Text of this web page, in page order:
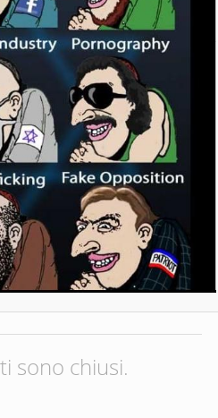
sono chiusi.